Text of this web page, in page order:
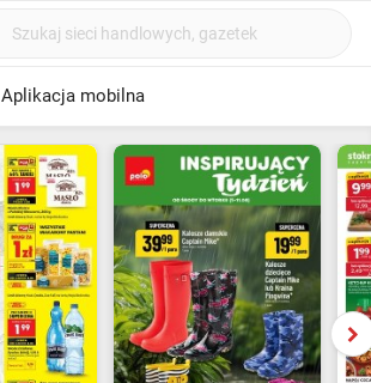
Aplikacja mobilna